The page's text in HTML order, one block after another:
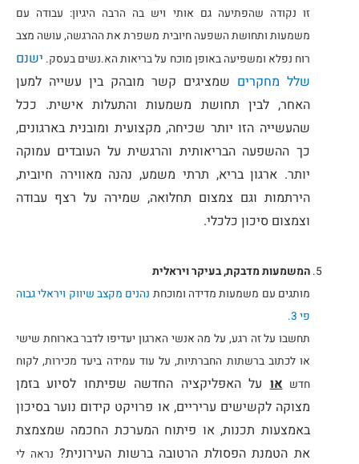
זו נקודה שהפתיעה גם אותי ויש בה הרבה היגיון: עבודה עם
משמעות ותחושת השפעה חיובית משפרת את ההרגשה, עושה מצב
רוח נפלא ומשפיעה באופן מוכח על בריאות הא.נשים בעסק. ישנם
שלל מחקרים שמציגים קשר מובהק בין עשייה למען
האחר, לבין תחושת משמעות והתעלות אישית. ככל
שהעשייה הזו יותר שכיחה, מקצועית ומובנית בארגונים,
כך ההשפעה הבריאותית והרגשית על העובדים עמוקה
יותר. ארגון בריא, תרתי משמע, נהנה מאווירה חיובית,
הירתמות וגם צמצום תחלואה, שמירה על רצף עבודה
וצמצום סיכון כלכלי.
המשמעות מדבקת, בעיקר ויראלית
מותגים עם משמעות מדידה ומוכחת נהנים מקצב שיווק ויראלי גבוה
פי 3.
תחשבו על זה רגע, על מה אנשי הארגון יעדיפו לדבר בארוחת שישי
או לכתוב ברשתות החברתיות, על עוד עמידה ביעד מכירות, לקוח
חדש או על האפליקציה החדשה שפיתחו לסיוע בזמן
מצוקה לקשישים עריריים, או פרויקט קידום נוער בסיכון
באמצעות תכנות, או פיתוח המערכת החכמה שמצמצת
את הטמנת הפסולת הרטובה ברשות העירונית? נראה לי